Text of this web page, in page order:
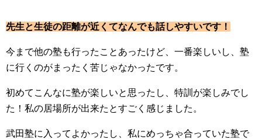
先生と生徒の距離が近くてなんでも話しやすいです！
今まで他の塾も行ったことあったけど、一番楽しいし、塾
に行くのがまったく苦じゃなかったです。
初めてこんなに塾が楽しいと思ったし、特訓が楽しみでし
た！私の居場所が出来たとすごく感じました。
武田塾に入ってよかったし、私にめっちゃ合っていた塾で